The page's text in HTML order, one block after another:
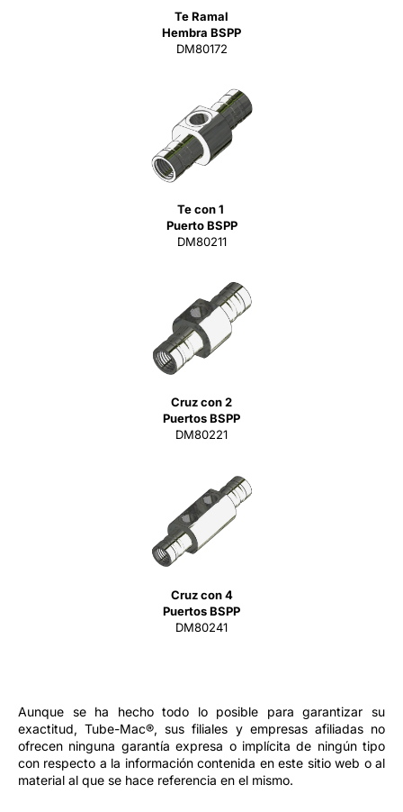
Te Ramal
Hembra BSPP
DM80172
Te con 1
Puerto BSPP
DM80211
Cruz con 2
Puertos BSPP
DM80221
Cruz con 4
Puertos BSPP
DM80241
Aunque se ha hecho todo lo posible para garantizar su
exactitud, Tube-Mac®, sus filiales y empresas afiliadas no
ofrecen ninguna garantía expresa o implícita de ningún tipo
con respecto a la información contenida en este sitio web o al
material al que se hace referencia en el mismo.